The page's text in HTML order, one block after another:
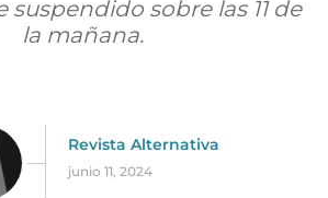
suspendido sobre las 11 de
la mañana.
Revista Alternativa
junio 11, 2024